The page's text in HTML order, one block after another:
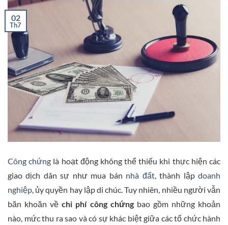
02
Th7
Công chứng là hoạt động không thể thiếu khi thực hiện các
giao dịch dân sự như mua bán nhà đất, thành lậpdoanh
nghiệp, ủy quyền hay lập di chúc. Tuy nhiên, nhiều người vẫn
băn khoăn vềchi phí công chứngbao gồm những khoản
nào, mức thu ra sao và có sự khác biệt giữa các tổ chức hành